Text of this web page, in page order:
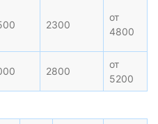
2300
от
4800
2800
от
5200